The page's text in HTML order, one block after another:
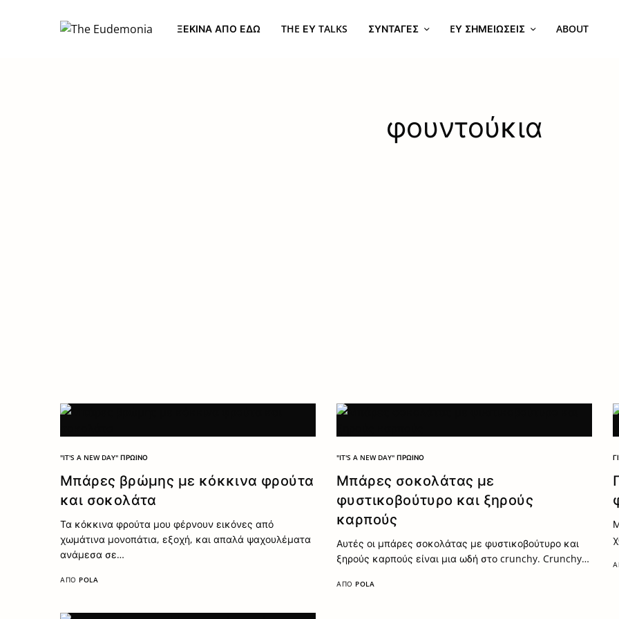
ΞΕΚΊΝΑ ΑΠΌ ΕΔΏ THE ΕΥ TALKS ΣΥΝΤΑΓΈΣ EΥ ΣΗΜΕΙΏΣΕΙΣ ABOUT
φουντούκια
"IT'S A NEW DAY" ΠΡΩΙΝΌ
Μπάρες βρώμης με κόκκινα φρούτα
και σοκολάτα
Τα κόκκινα φρούτα μου φέρνουν εικόνες από
χωμάτινα μονοπάτια, εξοχή, και απαλά ψαχουλέματα
ανάμεσα σε…
ΑΠΌ POLA
"IT'S A NEW DAY" ΠΡΩΙΝΌ
Μπάρες σοκολάτας με
φυστικοβούτυρο και ξηρούς
καρπούς
Αυτές οι μπάρες σοκολάτας με φυστικοβούτυρο και
ξηρούς καρπούς είναι μια ωδή στο crunchy. Crunchy…
ΑΠΌ POLA